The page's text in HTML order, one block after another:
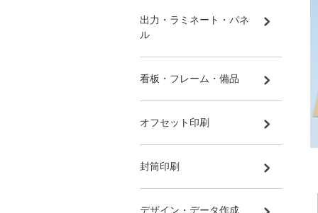
出力・ラミネート・パネ
ル
看板・フレーム・備品
オフセット印刷
封筒印刷
デザイン・データ作成